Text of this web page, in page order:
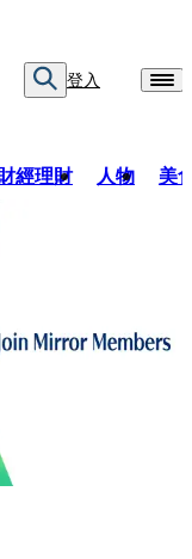
登入
經理財 人物 美